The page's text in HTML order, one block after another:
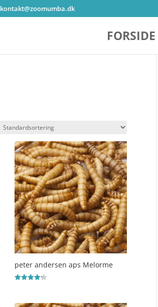
kontakt@zoomumba.dk
FORSIDE
peter andersen aps Melorme